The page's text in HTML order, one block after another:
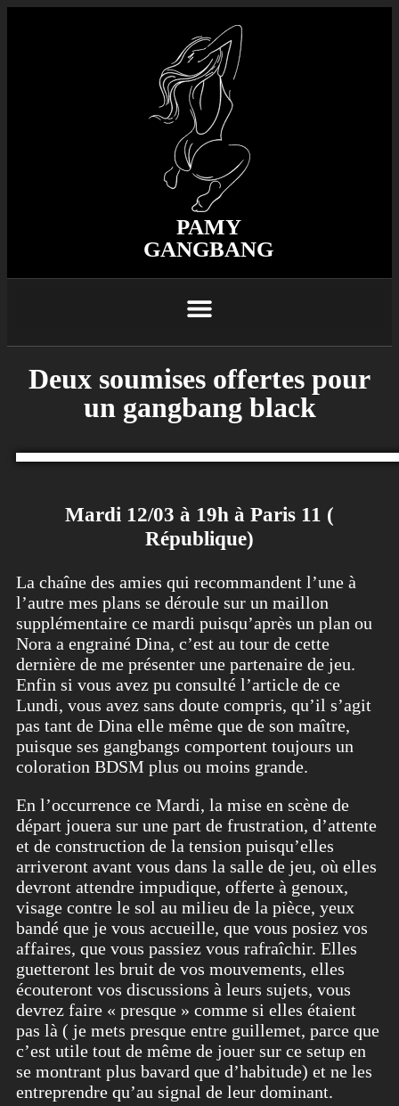
PAMY
GANGBANG
Deux soumises offertes pour
un gangbang black
Mardi 12/03 à 19h à Paris 11 (
République)
La chaîne des amies qui recommandent l’une à
l’autre mes plans se déroule sur un maillon
supplémentaire ce mardi puisqu’après un plan ou
Nora a engrainé Dina, c’est au tour de cette
dernière de me présenter une partenaire de jeu.
Enfin si vous avez pu consulté l’article de ce
Lundi, vous avez sans doute compris, qu’il s’agit
pas tant de Dina elle même que de son maître,
puisque ses gangbangs comportent toujours un
coloration BDSM plus ou moins grande.
En l’occurrence ce Mardi, la mise en scène de
départ jouera sur une part de frustration, d’attente
et de construction de la tension puisqu’elles
arriveront avant vous dans la salle de jeu, où elles
devront attendre impudique, offerte à genoux,
visage contre le sol au milieu de la pièce, yeux
bandé que je vous accueille, que vous posiez vos
affaires, que vous passiez vous rafraîchir. Elles
guetteront les bruit de vos mouvements, elles
écouteront vos discussions à leurs sujets, vous
devrez faire « presque » comme si elles étaient
pas là ( je mets presque entre guillemet, parce que
c’est utile tout de même de jouer sur ce setup en
se montrant plus bavard que d’habitude) et ne les
entreprendre qu’au signal de leur dominant.